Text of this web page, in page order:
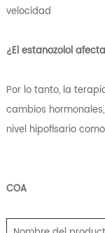
velocidad
¿El estanozolol
Por lo tanto, la
cambios
nivel hipofisario
COA